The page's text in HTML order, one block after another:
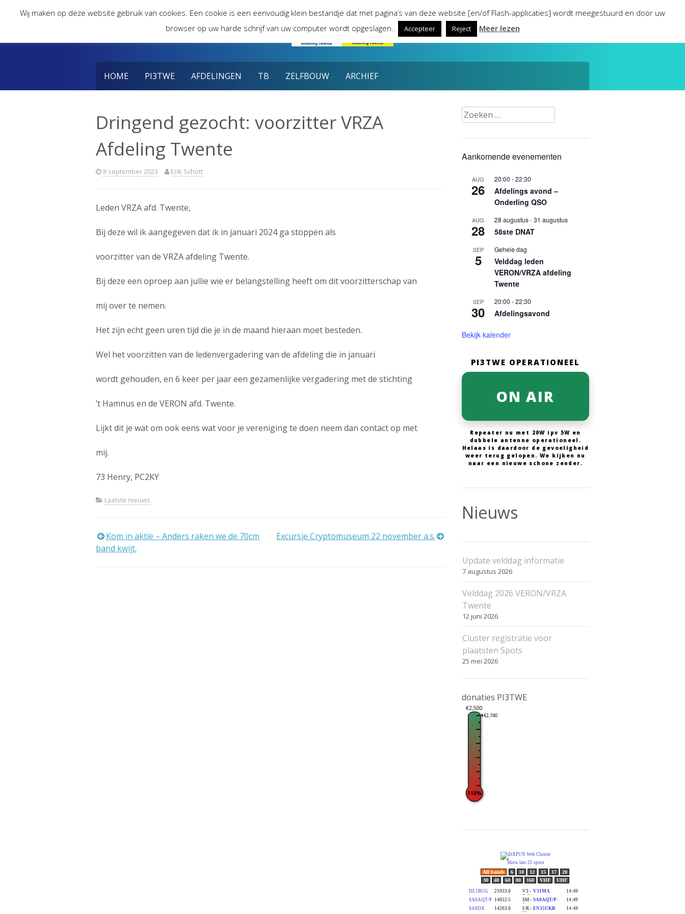
HOME PI3TWE AFDELINGEN TB ZELFBOUW ARCHIEF
Dringend gezocht: voorzitter VRZA
Afdeling Twente
8 september 2023 Erik Schott
Leden VRZA afd. Twente,
Bij deze wil ik aangegeven dat ik in januari 2024 ga stoppen als
voorzitter van de VRZA afdeling Twente.
Bij deze een oproep aan jullie wie er belangstelling heeft om dit voorzitterschap van
mij over te nemen.
Het zijn echt geen uren tijd die je in de maand hieraan moet besteden.
Wel het voorzitten van de ledenvergadering van de afdeling die in januari
wordt gehouden, en 6 keer per jaar een gezamenlijke vergadering met de stichting
’t Hamnus en de VERON afd. Twente.
Lijkt dit je wat om ook eens wat voor je vereniging te doen neem dan contact op met
mij.
73 Henry, PC2KY
Laatste nieuws
Bericht
Kom in aktie – Anders raken we de 70cm
band kwijt.
Excursie Cryptomuseum 22 november a.s.
Zoeken
naar:
Aankomende evenementen
AUG
26
20:00 -22:30
Afdelings avond –
Onderling QSO
AUG
28
28 augustus-31 augustus
58ste DNAT
SEP
5
Gehele dag
Velddag leden
VERON/VRZA afdeling
Twente
SEP
30
20:00 -22:30
Afdelingsavond
Bekijk kalender
PI3TWE OPERATIONEEL
ON AIR
Repeater nu met 20W ipv 5W en
dubbele antenne operationeel.
Helaas is daardoor de gevoeligheid
weer terug gelopen. We kijken nu
naar een nieuwe schone zender.
Nieuws
Update velddag informatie
7 augustus 2026
Velddag 2026 VERON/VRZA
Twente
12 juni 2026
Cluster registratie voor
plaatsten Spots
25 mei 2026
donaties PI3TWE
€2,500
€2,740
110%
Wij maken op deze website gebruik van cookies. Een cookie is een eenvoudig klein bestandje dat met pagina’s van deze website [en/of Flash-applicaties] wordt meegestuurd en door uw
browser op uw harde schrijf van uw computer wordt opgeslagen..
Accepteer Reject Meer lezen